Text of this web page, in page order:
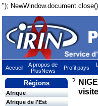
");
Accueil
A propos de
PlusNews
Profil pays
Régions
Afrique
Afrique de l'Est
?